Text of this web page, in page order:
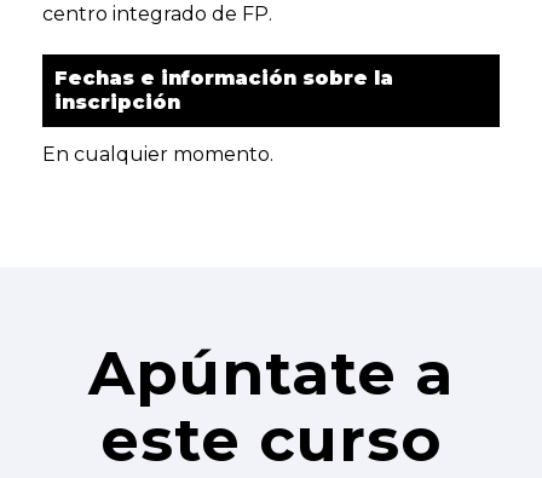
centro integrado de FP.
Fechas e información sobre la
inscripción
En cualquier momento.
Apúntate a
este curso